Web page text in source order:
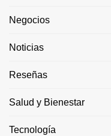
Negocios
Noticias
Reseñas
Salud y Bienestar
Tecnología